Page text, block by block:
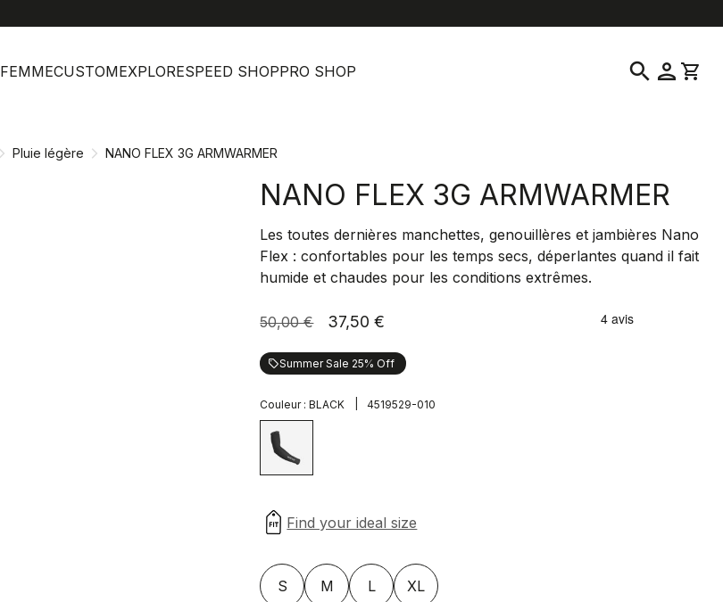
FEMMECUSTOMEXPLORESPEED SHOPPRO SHOP search person shopping_cart
Pluie légère NANO FLEX 3G ARMWARMER
NANO FLEX 3G ARMWARMER
Les toutes dernières manchettes, genouillères et jambières Nano
Flex : confortables pour les temps secs, déperlantes quand il fait
humide et chaudes pour les conditions extrêmes.
50,00 € 37,50 €
local_offerSummer Sale 25% Off
Couleur : BLACK 4519529-010
S M L XL